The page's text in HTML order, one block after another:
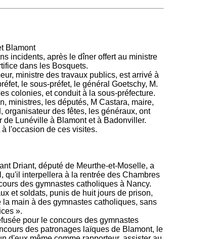
Blamont
incidents, après le dîner offert au ministre
dans les Bosquets.
ministre des travaux publics, est arrivé à
le sous-préfet, le général Goetschy, M.
colonies, et conduit à la sous-préfecture.
ministres, les députés, M Castara, maire,
organisateur des fêtes, les généraux, ont
Lunéville à Blamont et à Badonviller.
l'occasion de ces visites.
Driant, député de Meurthe-et-Moselle, a
qu'il interpellera à la rentrée des Chambres
des gymnastes catholiques à Nancy.
et soldats, punis de huit jours de prison,
main à des gymnastes catholiques, sans
».
pour le concours des gymnastes
des patronages laïques de Blamont, le